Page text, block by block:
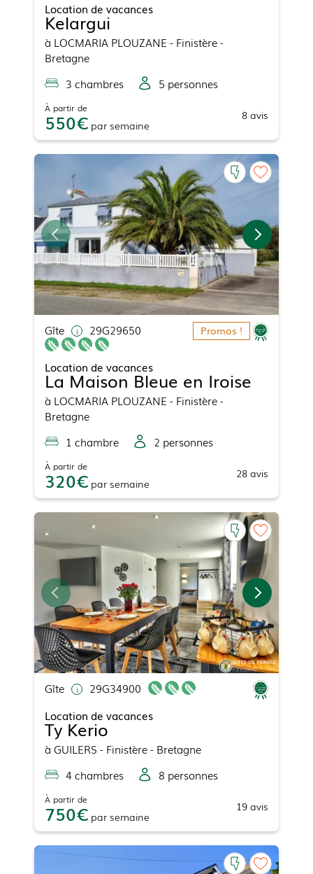
Location de vacances
Kelargui
à LOCMARIA PLOUZANE - Finistère -
Bretagne
3 chambres 5 personnes
À partir de
550 par semaine
8 avis
Gîte 29G29650 Promos !
Location de vacances
La Maison Bleue en Iroise
à LOCMARIA PLOUZANE - Finistère -
Bretagne
1 chambre 2 personnes
À partir de
320 par semaine
28 avis
Gîte
29G34900
Location de vacances
Ty Kerio
à GUILERS - Finistère - Bretagne
4chambres 8 personnes
À partir de
750 par semaine
19 avis